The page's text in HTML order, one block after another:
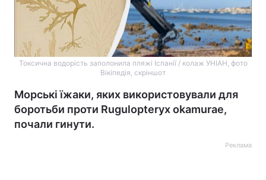
Токсична водорість заполонила пляжі Іспанії / колаж УНІАН, фото
Вікіпедія, скріншот
Морські їжаки, яких використовували для
боротьби проти Rugulopteryx okamurae,
почали гинути.
Реклама